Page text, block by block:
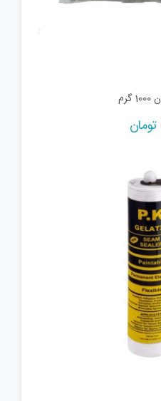
تومان